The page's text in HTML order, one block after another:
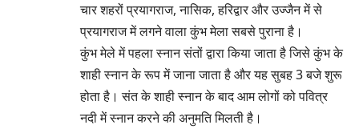
चार शहरों प्रयागराज, नासिक, हरिद्वार और उज्जैन में से
प्रयागराज में लगने वाला कुंभ मेला सबसे पुराना है।
कुंभ मेले में पहला स्नान संतों द्वारा किया जाता है जिसे कुंभ के
शाही स्नान के रूप में जाना जाता है और यह सुबह 3 बजे शुरू
होता है। संत के शाही स्नान के बाद आम लोगों को पवित्र
नदी में स्नान करने की अनुमति मिलती है।